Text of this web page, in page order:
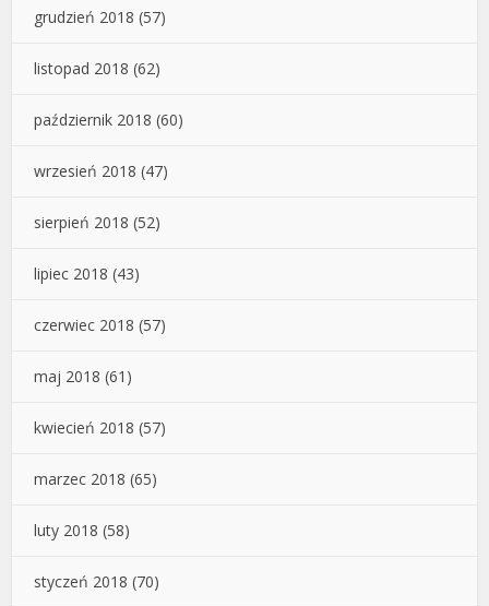
grudzień 2018 (57)
listopad 2018 (62)
październik 2018 (60)
wrzesień 2018 (47)
sierpień 2018 (52)
lipiec 2018 (43)
czerwiec 2018 (57)
maj 2018 (61)
kwiecień 2018 (57)
marzec 2018 (65)
luty 2018 (58)
styczeń 2018 (70)